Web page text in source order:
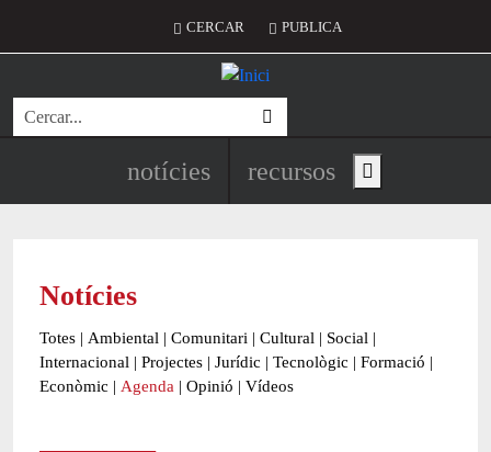
Menú del compte d'usuari
CERCAR PUBLICA
Cerca
Navegació principal de
notícies recursos Show main menu
Notícies
Totes | Ambiental | Comunitari | Cultural | Social |
Internacional | Projectes | Jurídic | Tecnològic | Formació |
Econòmic | Agenda | Opinió | Vídeos